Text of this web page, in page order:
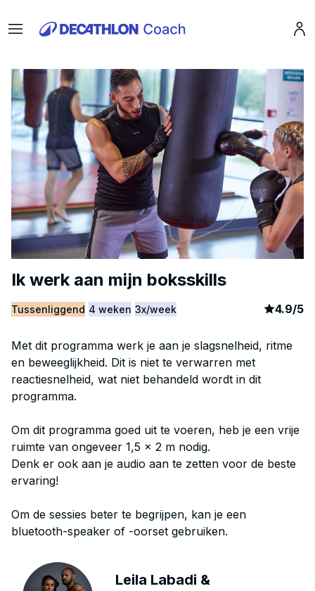
Menu
Ik werk aan mijn boksskills
Tussenliggend 4 weken 3x/week article
4.9/5
Met dit programma werk je aan je slagsnelheid, ritme
en beweeglijkheid. Dit is niet te verwarren met
reactiesnelheid, wat niet behandeld wordt in dit
programma.
Om dit programma goed uit te voeren, heb je een vrije
ruimte van ongeveer 1,5 x 2 m nodig.
Denk er ook aan je audio aan te zetten voor de beste
ervaring!
Om de sessies beter te begrijpen, kan je een
bluetooth-speaker of -oorset gebruiken.
Leila Labadi &